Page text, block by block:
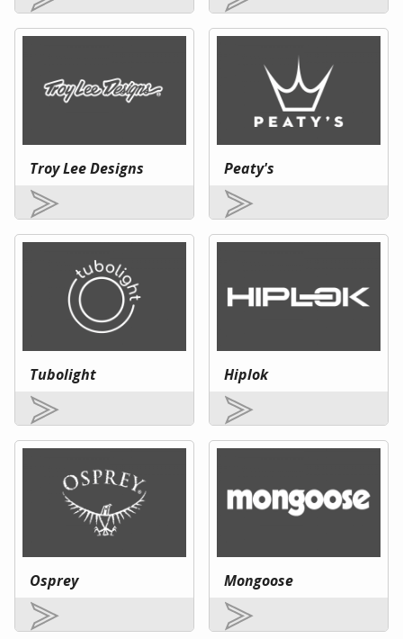
Troy Lee Designs Peaty's
Tubolight Hiplok
Osprey Mongoose